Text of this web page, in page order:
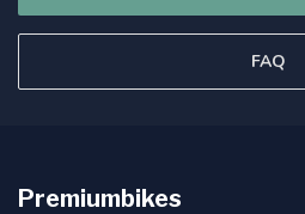
FAQ
Premiumbikes